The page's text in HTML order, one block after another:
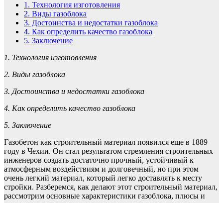
1. Технология изготовления
2. Виды газоблока
3. Достоинства и недостатки газоблока
4. Как определить качество газоблока
5. Заключение
1. Технология изготовления
2. Виды газоблока
3. Достоинства и недостатки газоблока
4. Как определить качество газоблока
5. Заключение
Газобетон как строительный материал появился еще в 1889
году в Чехии. Он стал результатом стремления строительных
инженеров создать достаточно прочный, устойчивый к
атмосферным воздействиям и долговечный, но при этом
очень легкий материал, который легко доставлять к месту
стройки. Разберемся, как делают этот строительный материал,
рассмотрим основные характеристики газоблока, плюсы и